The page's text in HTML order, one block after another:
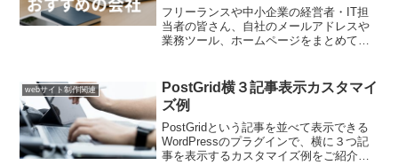
活用
フリーランスや中小企業の経営者・IT担
当者の皆さん、自社のメールアドレスや
業務ツール、ホームページをまとめて簡
「ムームードメイン」を活用して、独自
ドメインの取得からGoo...
webサイト制作関連
PostGrid横３記事表示カスタマイ
ズ例
PostGridという記事を並べて表示できる
WordPressのプラグインで、横に３つ記
事を表示するカスタマイズ例をご紹介し